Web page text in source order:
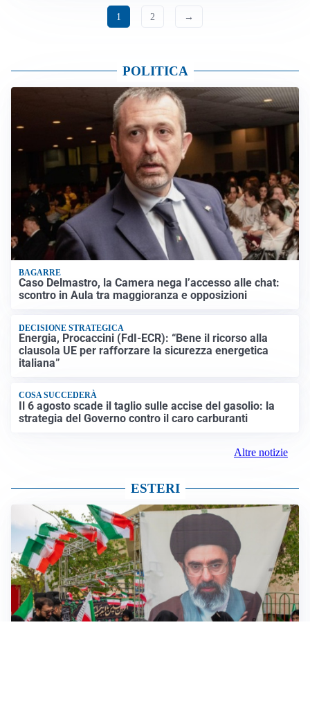
1 2 →
POLITICA
BAGARRE
Caso Delmastro, la Camera nega l’accesso alle chat:
scontro in Aula tra maggioranza e opposizioni
DECISIONE STRATEGICA
Energia, Procaccini (FdI-ECR): “Bene il ricorso alla
clausola UE per rafforzare la sicurezza energetica
italiana”
COSA SUCCEDERÀ
Il 6 agosto scade il taglio sulle accise del gasolio: la
strategia del Governo contro il caro carburanti
Altre notizie
ESTERI